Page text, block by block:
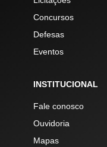
Concursos
Defesas
Eventos
INSTITUCIONAL
Fale conosco
Ouvidoria
Mapas